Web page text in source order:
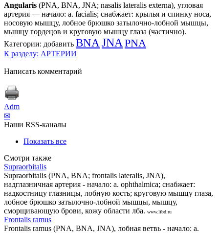
Angularis (PNA, BNA, JNA; nasalis lateralis externa), угловая
артерия — начало: a. facialis; снабжает: крылья и спинку носа,
носовую мышцу, лобное брюшко затылочно-лобной мышцы,
мышцу гордецов и круговую мышцу глаза (частично).
Категории: добавить BNA JNA PNA
К разделу: АРТЕРИИ
Написать комментарий
Adm
✉
Наши RSS-каналы
Показать все
Смотри также
Supraorbitalis
Supraorbitalis (PNA, BNA; frontalis lateralis, JNA),
надглазничная артерия - начало: a. ophthalmica; снабжает:
надкостницу глазницы, лобную кость; круговую мышцу глаза,
лобное брюшко затылочно-лобной мышцы, мышцу,
сморщивающую брови, кожу области лба. www.libd.ru
Frontalis ramus
Frontalis ramus (PNA, BNA, JNA), лобная ветвь - начало: a.